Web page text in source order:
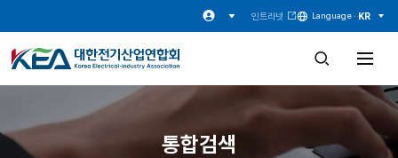
인트라넷 Language · KR
검
열
전
메
뉴
열
기
통합검색